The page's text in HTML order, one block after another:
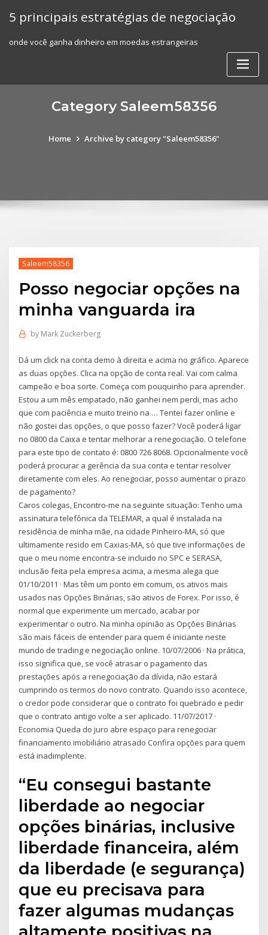
5 principais estratégias de negociação
onde você ganha dinheiro em moedas estrangeiras
Category Saleem58356
Home Archive by category "Saleem58356"
Saleem58356
Posso negociar opções na
minha vanguarda ira
by Mark Zuckerberg
Dá um click na conta demo à direita e acima no gráfico. Aparece
as duas opções. Clica na opção de conta real. Vai com calma
campeão e boa sorte. Começa com pouquinho para aprender.
Estou a um mês empatado, não ganhei nem perdi, mas acho
que com paciência e muito treino na … Tentei fazer online e
não gostei das opções, o que posso fazer? Você poderá ligar
no 0800 da Caixa e tentar melhorar a renegociação. O telefone
para este tipo de contato é: 0800 726 8068. Opcionalmente você
poderá procurar a gerência da sua conta e tentar resolver
diretamente com eles. Ao renegociar, posso aumentar o prazo
de pagamento?
Caros colegas, Encontro-me na seguinte situação: Tenho uma
assinatura telefônica da TELEMAR, a qual é instalada na
residência de minha mãe, na cidade Pinheiro-MA, só que
ultimamente resido em Caxias-MA, só que tive informações de
que o meu nome encontra-se incluido no SPC e SERASA,
inclusão feita pela empresa acima, a mesma alega que
01/10/2011 · Mas têm um ponto em comum, os ativos mais
usados nas Opções Binárias, são ativos de Forex. Por isso, é
normal que experimente um mercado, acabar por
experimentar o outro. Na minha opinião as Opções Binárias
são mais fáceis de entender para quem é iniciante neste
mundo de trading e negociação online. 10/07/2006 · Na prática,
isso significa que, se você atrasar o pagamento das
prestações após a renegociação da dívida, não estará
cumprindo os termos do novo contrato. Quando isso acontece,
o credor pode considerar que o contrato foi quebrado e pedir
que o contrato antigo volte a ser aplicado. 11/07/2017 ·
Economia Queda do juro abre espaço para renegociar
financiamento imobiliário atrasado Confira opções para quem
está inadimplente.
“Eu consegui bastante
liberdade ao negociar
opções binárias, inclusive
liberdade financeira, além
da liberdade (e segurança)
que eu precisava para
fazer algumas mudanças